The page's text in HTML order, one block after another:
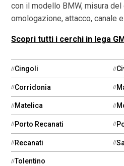
con il modello BMW, misura
omologazione, attacco, canale
Scopri tutti i cerchi in lega
Cingoli
Corridonia
Matelica
Porto Recanati
Recanati
Tolentino